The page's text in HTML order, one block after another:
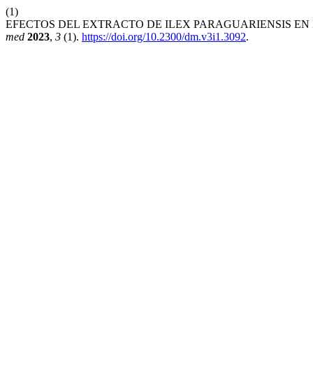
(1)
EFECTOS DEL EXTRACTO DE ILEX PARAGUARIENSIS
med 2023, 3 (1). https://doi.org/10.2300/dm.v3i1.3092.